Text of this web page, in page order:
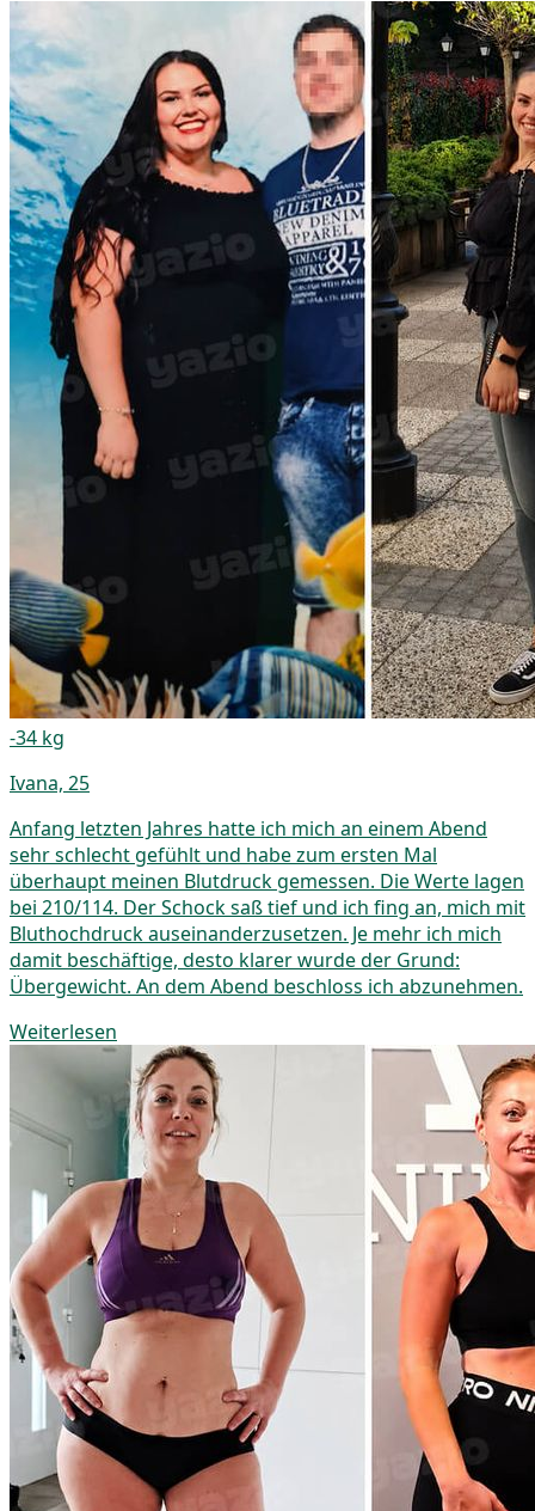
-34 kg
Ivana, 25
Anfang letzten Jahres hatte ich mich an einem Abend
sehr schlecht gefühlt und habe zum ersten Mal
überhaupt meinen Blutdruck gemessen. Die Werte lagen
bei 210/114. Der Schock saß tief und ich fing an, mich mit
Bluthochdruck auseinanderzusetzen. Je mehr ich mich
damit beschäftige, desto klarer wurde der Grund:
Übergewicht. An dem Abend beschloss ich abzunehmen.
Weiterlesen